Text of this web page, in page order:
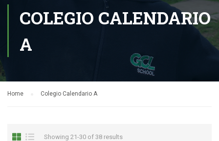
COLEGIO CALENDARIO
A
Home Colegio Calendario A
Showing 21-30 of 38 results